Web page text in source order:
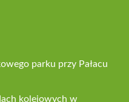
parku przy Pałacu
kolejowych w